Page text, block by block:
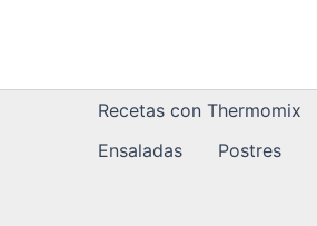
Recetas con Thermomix
Ensaladas
Postres